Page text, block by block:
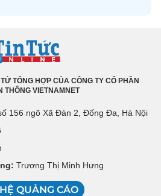
TỔNG HỢP CỦA CÔNG TY CỔ PHẦN
THÔNG VIETNAMNET
156 ngõ Xã Đàn 2, Đống Đa, Hà Nội
Trương Thị Minh Hưng
QUẢNG CÁO